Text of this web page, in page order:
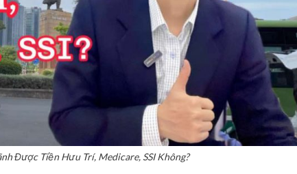
Được Tiền Hưu Trí, Medicare, SSI Không?